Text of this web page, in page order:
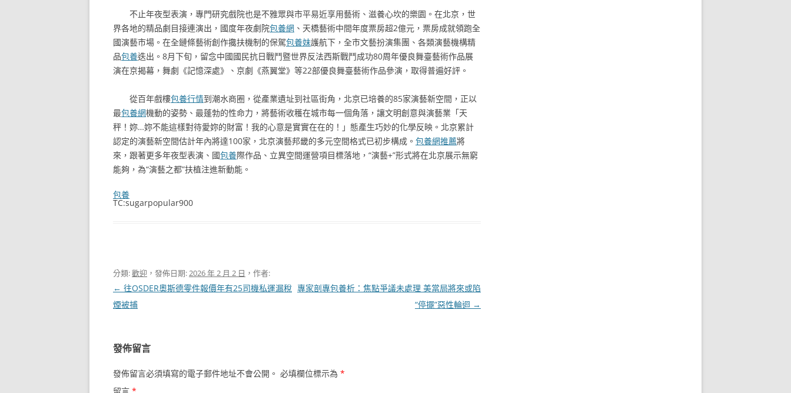
不止年夜型表演，專門研究戲院也是不雅眾與市平易近享用藝術、滋養心坎的樂園。在北京，世
界各地的精品劇目接連演出，國度年夜劇院包養網 、天橋藝術中間年度票房超2億元，票房成就領跑全
國演藝市場。在全鏈條藝術創作攙扶機制的保駕包養妹護航下，全市文藝扮演集團、各類演藝機構精
品包養迭出。8月下旬，留念中國國民抗日戰鬥暨世界反法西斯戰鬥成功80周年優良舞臺藝術作品展
演在京揭幕，舞劇《記憶深處》、京劇《燕翼堂》等22部優良舞臺藝術作品參演，取得普遍好評。
從百年戲樓包養行情到潮水商圈，從產業遺址到社區街角，北京已培養的85家演藝新空間，正以
最包養網機動的姿勢、最蓬勃的性命力，將藝術收穫在城市每一個角落，讓文明創意與演藝業「天
秤！妳…妳不能這樣對待愛妳的財富！我的心意是實實在在的！」態產生巧妙的化學反映。北京累計
認定的演藝新空間估計年內將達100家，北京演藝邦畿的多元空間格式已初步構成。 包養網推薦將
來，跟著更多年夜型表演、國包養際作品、立異空間運營項目標落地，“演藝+”形式將在北京展示無窮
能夠，為“演藝之都”扶植注進新動能。
包養
TC:sugarpopular900
分類:歡迎 ，發佈日期:2026 年 2 月 2 日 ，作者:
文
章
← 往OSDER奧斯德零件報價年有25司機私運漏稅
煙被捕
專家剖專包養析：焦點爭議未處理 美當局將來或陷
“停擺”惡性輪迴 →
發佈留言
發佈留言必須填寫的電子郵件地址不會公開。 必填欄位標示為 *